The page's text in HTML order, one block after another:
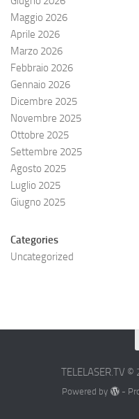
Maggio 2026
Aprile 2026
Marzo 2026
Febbraio 2026
Gennaio 2026
Dicembre 2025
Novembre 2025
Ottobre 2025
Settembre 2025
Agosto 2025
Luglio 2025
Giugno 2025
Categories
Uncategorized
TELELASER.TV
Powered by -